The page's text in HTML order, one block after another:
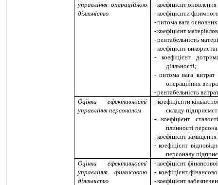
управління операційною
діяльністю
-коефіцієнт
-коефіцієнти
-питома вага
-коефіцієнт
-рентабельність
-коефіцієнт
-
коефіцієнт
діяльності;
- питома вага витрат
операційних
-рентабельність
Оцінка ефективності
управління персоналом
- коефіцієнти
складу
-
коефіцієнт
плинності
-коефіцієнт
- коефіцієнт
персоналу
Оцінка ефективності
управління фінансовою
діяльністю
-коефіцієнт
- коефіцієнт
-коефіцієнт